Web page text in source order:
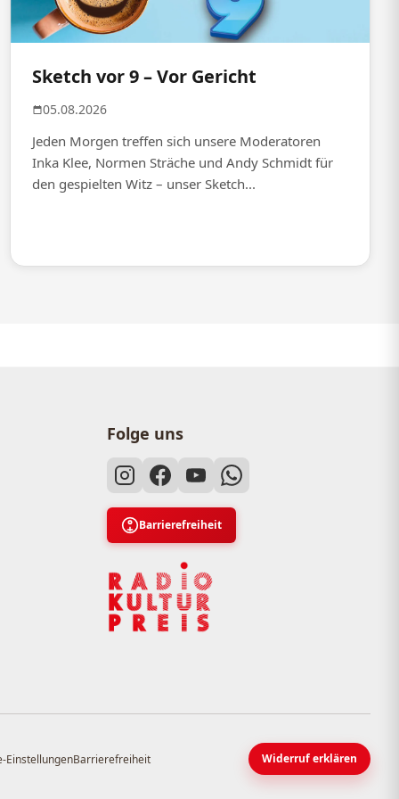
Sketch vor 9 – Vor Gericht
05.08.2026
Jeden Morgen treffen sich unsere Moderatoren
Inka Klee, Normen Sträche und Andy Schmidt für
den gespielten Witz – unser Sketch...
Folge uns
Barrierefreiheit
EinstellungenBarrierefreiheit Widerruf erklären